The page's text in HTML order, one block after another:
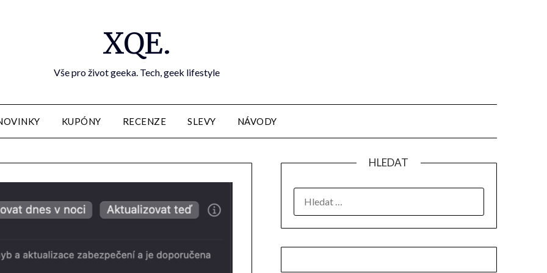
XQE.
Vše pro život geeka. Tech, geek lifestyle
KUPÓNY RECENZE SLEVY NÁVODY
HLEDAT